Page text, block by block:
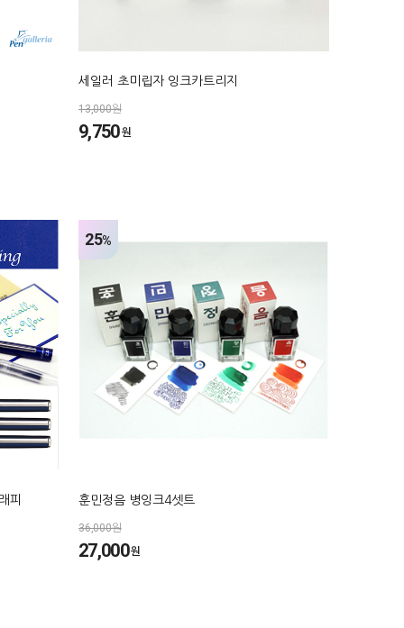
세일러 초미립자 잉크카트리지
13,000원
9,750원
피
25%
훈민정음 병잉크4셋트
36,000원
27,000원